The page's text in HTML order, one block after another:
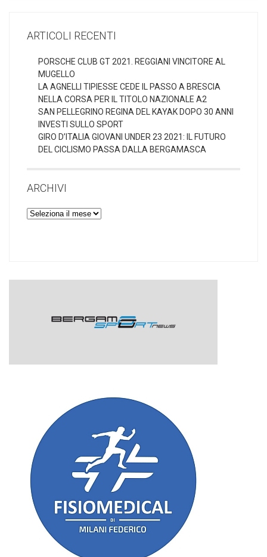
ARTICOLI RECENTI
PORSCHE CLUB GT 2021. REGGIANI VINCITORE AL
MUGELLO
LA AGNELLI TIPIESSE CEDE IL PASSO A BRESCIA
NELLA CORSA PER IL TITOLO NAZIONALE A2
SAN PELLEGRINO REGINA DEL KAYAK DOPO 30 ANNI
INVESTI SULLO SPORT
GIRO D’ITALIA GIOVANI UNDER 23 2021: IL FUTURO
DEL CICLISMO PASSA DALLA BERGAMASCA
ARCHIVI
Archivi